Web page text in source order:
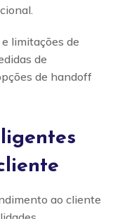
limitações de
de
de handoff
ao cliente